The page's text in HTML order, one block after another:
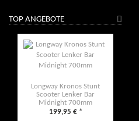
TOP ANGEBOTE
Longway Kronos Stunt
Scooter Lenker Bar
Midnight 700mm
199,95 € *